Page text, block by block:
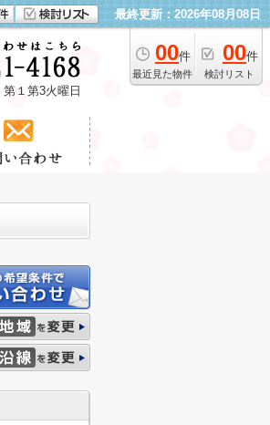
最終更新：2026年08月08日
00件
最近見た物件
00件
検討リスト
１第3火曜日